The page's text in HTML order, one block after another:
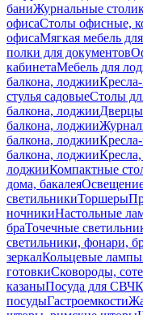
баниЖурнальные
офисаСтолы офисные,
офисаМягкая мебель
полки для документов
кабинетаМебель для
балкона, лоджии
стулья садовыеСтолы
балкона, лоджии
балкона, лоджии
балкона, лоджии
балкона, лоджии
лоджииКомпактные
дома, бакалея
светильникиТоршеры
ночникиНастольные
браТочечные
светильники, фонари,
зеркалКольцевые лампы
готовкиСковороды,
казаныПосуда для СВЧ
посудыГастроемкости